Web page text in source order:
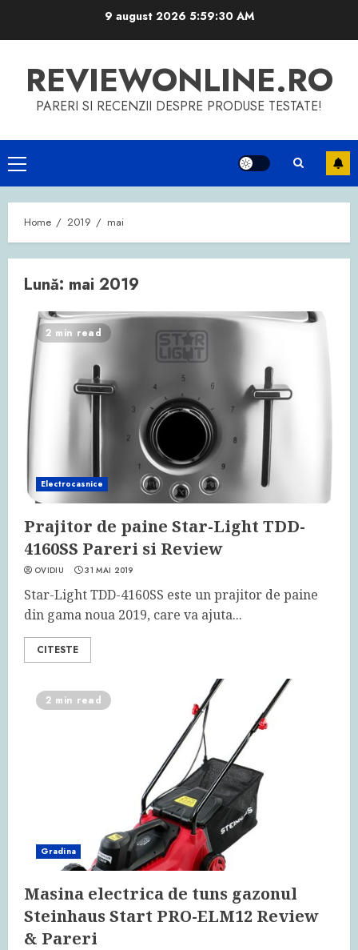
9 august 2026 5:59:30 AM
REVIEWONLINE.RO
PARERI SI RECENZII DESPRE PRODUSE TESTATE!
Primary
Menu
Home 2019 mai
Lună: mai 2019
2 min read
Electrocasnice
Prajitor de paine Star-Light TDD-
4160SS Pareri si Review
OVIDIU 31 MAI 2019
Star-Light TDD-4160SS este un prajitor de paine
din gama noua 2019, care va ajuta...
CITESTE
2 min read
Gradina
Masina electrica de tuns gazonul
Steinhaus Start PRO-ELM12 Review
& Pareri